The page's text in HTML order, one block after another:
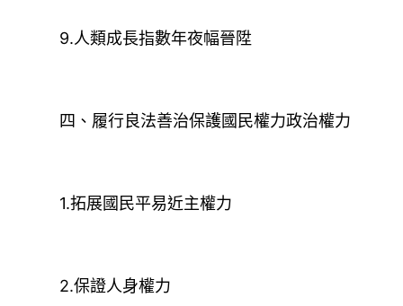
9.人類成長指數年夜幅晉陞
四、履行良法善治保護國民權力政治權力
1.拓展國民平易近主權力
2.保證人身權力